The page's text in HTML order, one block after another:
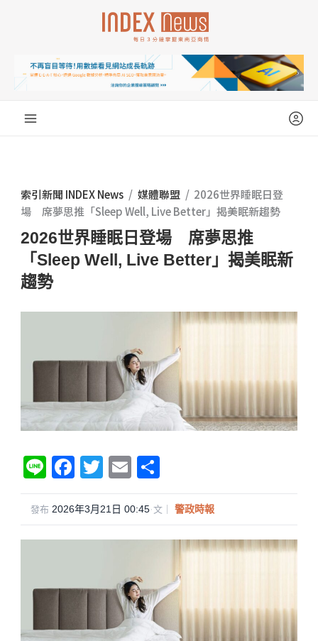
索引新聞 INDEX News / 媒體聯盟 / 2026世界睡眠日登
場 席夢思推「Sleep Well, Live Better」揭美眠新趨勢
2026世界睡眠日登場 席夢思推
「Sleep Well, Live Better」揭美眠新
趨勢
Li
n
e
F
a
c
e
o
k
T
wi
tt
er
E
m
ail
享
發布 2026年3月21日 00:45·文｜ 警政時報